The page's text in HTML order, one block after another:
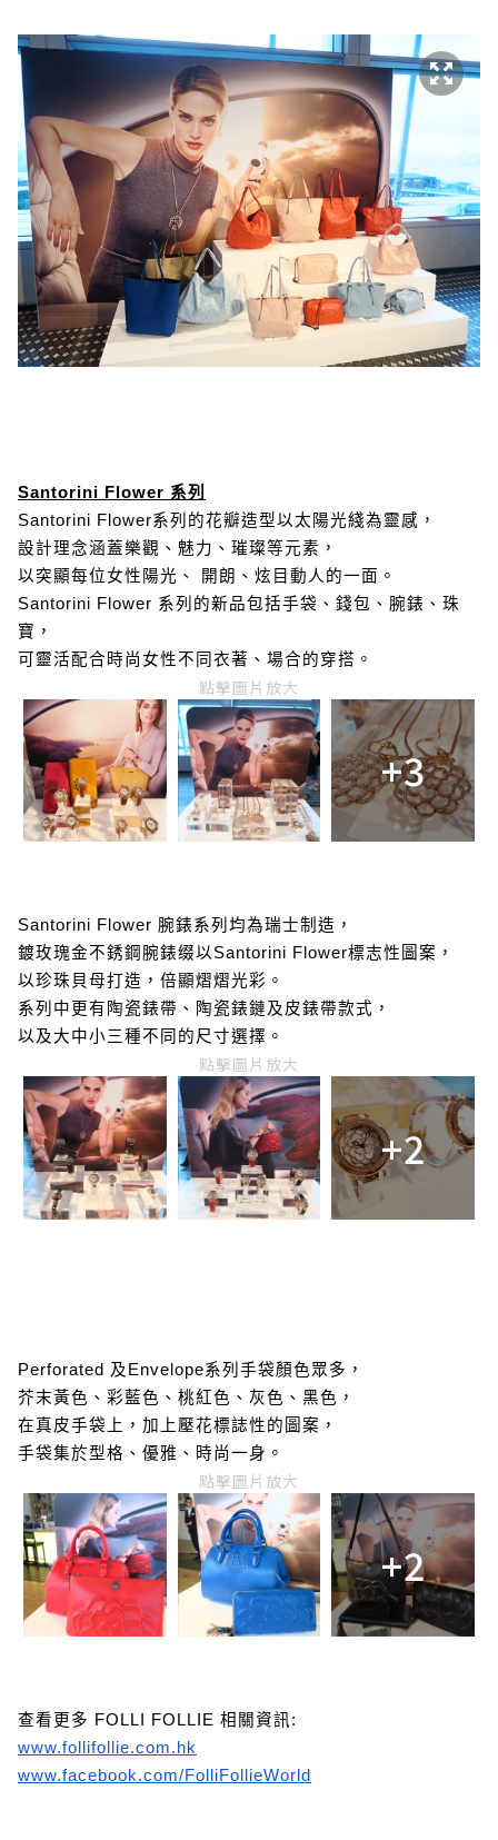
Santorini Flower 系列
Santorini Flower系列的花瓣造型以太陽光綫為靈感，
設計理念涵蓋樂觀、魅力、璀璨等元素，
以突顯每位女性陽光、 開朗、炫目動人的一面。
Santorini Flower 系列的新品包括手袋、錢包、腕錶、珠
寶，
可靈活配合時尚女性不同衣著、場合的穿搭。
點擊圖片放大
+3
Santorini Flower 腕錶系列均為瑞士制造，
鍍玫瑰金不銹鋼腕錶缀以Santorini Flower標志性圖案，
以珍珠貝母打造，倍顯熠熠光彩。
系列中更有陶瓷錶帶、陶瓷錶鏈及皮錶帶款式，
以及大中小三種不同的尺寸選擇。
點擊圖片放大
+2
Perforated 及Envelope系列手袋顏色眾多，
芥末黃色、彩藍色、桃紅色、灰色、黑色，
在真皮手袋上，加上壓花標誌性的圖案，
手袋集於型格、優雅、時尚一身。
點擊圖片放大
+2
查看更多 FOLLI FOLLIE 相關資訊:
www.follifollie.com.hk
www.facebook.com/FolliFollieWorld